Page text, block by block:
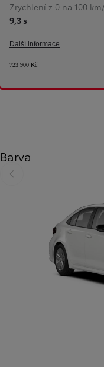
Zrychlení z 0 na 100
9,3 s
Další informace
723 900 Kč
Barva
Předchozí